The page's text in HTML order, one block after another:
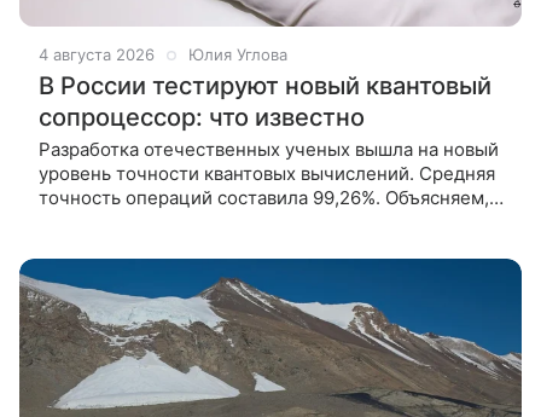
4 августа 2026 Юлия Углова
В России тестируют новый квантовый
сопроцессор: что известно
Разработка отечественных ученых вышла на новый
уровень точности квантовых вычислений. Средняя
точность операций составила 99,26%. Объясняем,